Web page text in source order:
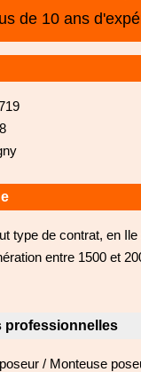
de 10 ans
type de contrat, en
entre 1500 et
professionnelles
/ Monteuse